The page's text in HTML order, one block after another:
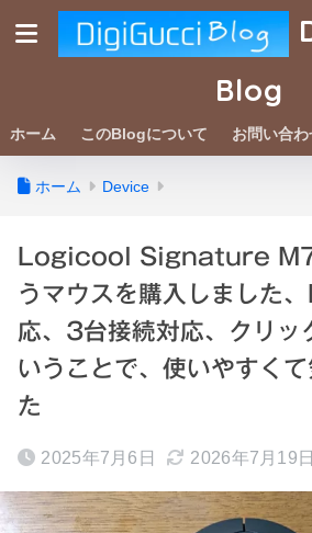
Blog
ホーム このBlogについて お問い合わ
ホーム Device
Logicool Signature
うマウスを購入しました
応、3台接続対応、クリッ
いうことで、使いやすく
た
2025年7月6日 2026年7月19日